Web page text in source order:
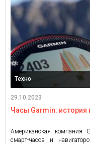
Техно
29.10.2023
Часы Garmin:
Американская компания
смарт-часов и